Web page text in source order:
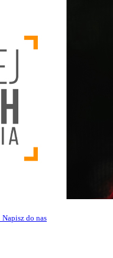
Napisz do nas